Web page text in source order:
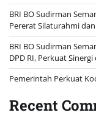
BRI BO Sudirman
Pererat Silaturahmi
BRI BO Sudirman
DPD RI, Perkuat
Pemerintah Perkuat
Recent